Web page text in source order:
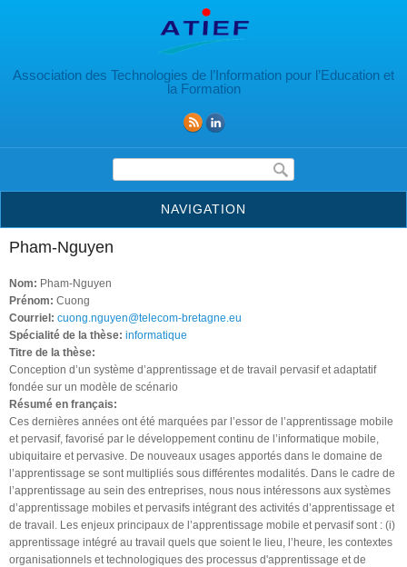
Association des Technologies de l’Information pour l’Education et
la Formation
Formulaire de recherche
NAVIGATION
Pham-Nguyen
Nom: Pham-Nguyen
Prénom: Cuong
Courriel: cuong.nguyen@telecom-bretagne.eu
Spécialité de la thèse: informatique
Titre de la thèse:
Conception d’un système d’apprentissage et de travail pervasif et adaptatif
fondée sur un modèle de scénario
Résumé en français:
Ces dernières années ont été marquées par l’essor de l’apprentissage mobile
et pervasif, favorisé par le développement continu de l’informatique mobile,
ubiquitaire et pervasive. De nouveaux usages apportés dans le domaine de
l’apprentissage se sont multipliés sous différentes modalités. Dans le cadre de
l’apprentissage au sein des entreprises, nous nous intéressons aux systèmes
d’apprentissage mobiles et pervasifs intégrant des activités d’apprentissage et
de travail. Les enjeux principaux de l’apprentissage mobile et pervasif sont : (i)
apprentissage intégré au travail quels que soient le lieu, l’heure, les contextes
organisationnels et technologiques des processus d'apprentissage et de